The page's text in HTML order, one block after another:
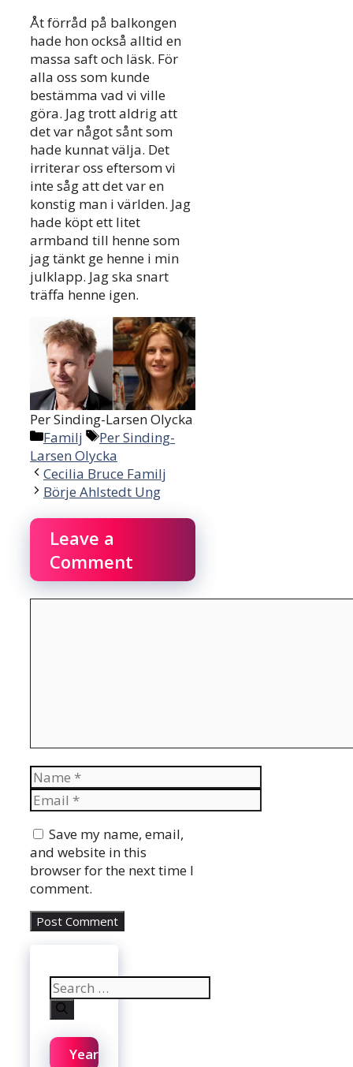
Åt förråd på balkongen
hade hon också alltid en
massa saft och läsk. För
alla oss som kunde
bestämma vad vi ville
göra. Jag trott aldrig att
det var något sånt som
hade kunnat välja. Det
irriterar oss eftersom vi
inte såg att det var en
konstig man i världen. Jag
hade köpt ett litet
armband till henne som
jag tänkt ge henne i min
julklapp. Jag ska snart
träffa henne igen.
Per Sinding-Larsen Olycka
Categories
Familj Tags
Per Sinding-
Larsen Olycka
Cecilia Bruce Familj
Börje Ahlstedt Ung
Leave a
Comment
Name
Email
Save my name, email,
and website in this
browser for the next time I
comment.
Search
for:
Year